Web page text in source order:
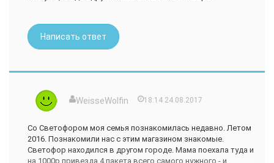
Написать ответ
WeisseWolfin 18:14 24.08.2017
Со Светофором моя семья познакомилась недавно. Летом
2016. Познакомили нас с этим магазином знакомые.
Светофор находился в другом городе. Мама поехала туда и
на 1000р привезда 4 пакета всего самого нужного - и